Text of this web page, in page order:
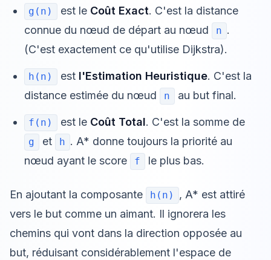
g(n) est le Coût Exact. C'est la distance
connue du nœud de départ au nœud
n .
(C'est exactement ce qu'utilise Dijkstra).
h(n) est l'Estimation Heuristique. C'est la
distance estimée du nœud
n au but final.
f(n) est le Coût Total. C'est la somme de
g et h . A* donne toujours la priorité au
nœud ayant le score
f le plus bas.
En ajoutant la composante h(n)
, A* est attiré
vers le but comme un aimant. Il ignorera les
chemins qui vont dans la direction opposée au
but, réduisant considérablement l'espace de